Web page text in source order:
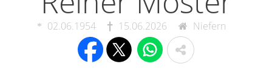
02.06.1954 15.06.2026 Niefern